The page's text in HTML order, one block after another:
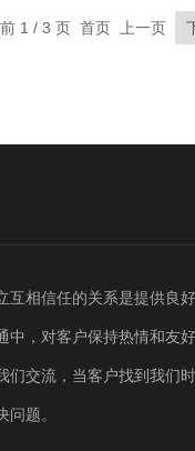
1 / 3 页 首页 上一页
互相信任的关系是提供良
中，对客户保持热情和友
们交流，当客户找到我们
题。